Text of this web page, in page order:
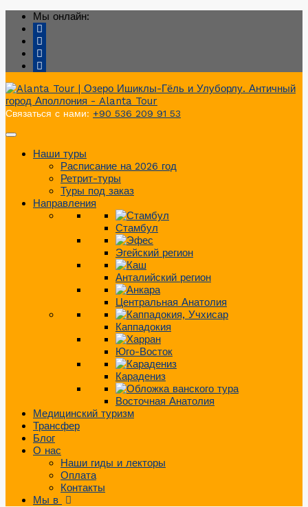
Мы онлайн:
Связаться с нами: +90 536 209 91 53
Наши туры
Расписание на 2026 год
Ретрит-туры
Туры под заказ
Направления
Стамбул
Эгейский регион
Анталийский регион
Центральная Анатолия
Каппадокия
Юго-Восток
Карадениз
Восточная Анатолия
Медицинский туризм
Трансфер
Блог
О нас
Наши гиды и лекторы
Оплата
Контакты
Мы в